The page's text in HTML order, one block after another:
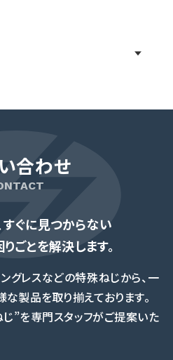
合わせ
ぐに見つからない
とを解決します。
ングレスなどの特殊ねじから、一
製品を取り揃えております。
”を専門スタッフがご提案いた